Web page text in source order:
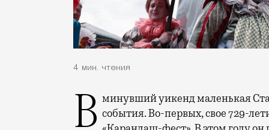
4 мин. чтения
В минувший уикенд маленькая Старица в Тверской области отметила сразу два события. Во-первых, свое 729-